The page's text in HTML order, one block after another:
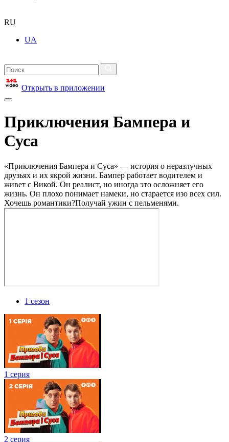
RU
UA
Открыть в приложении
Приключения Бампера и
Суса
«Приключения Бампера и Суса» — история о неразлучных
друзьях и их якрой жизни. Бампер работает водителем и
живет с Викой. Он реалист, но иногда это осложняет его
жизнь. Он плохо понимает намеки, но старается изо всех сил.
Хочешь романтики?Получай ужин с пельменями.
1 сезон
1 серия
2 серия